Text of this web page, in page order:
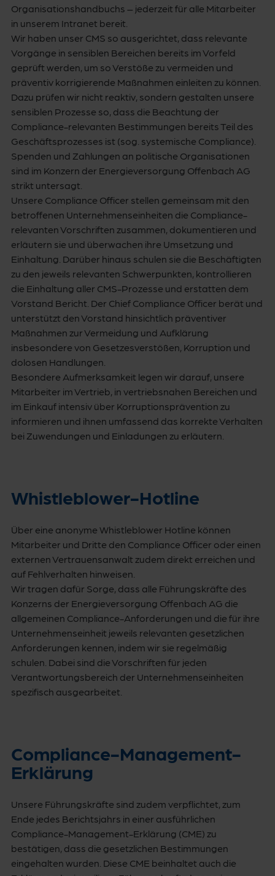
Organisationshandbuchs – jederzeit für alle Mitarbeiter
in unserem Intranet bereit.
Wir haben unser CMS so ausgerichtet, dass relevante
Vorgänge in sensiblen Bereichen bereits im Vorfeld
geprüft werden, um so Verstöße zu vermeiden und
präventiv korrigierende Maßnahmen einleiten zu können.
Dazu prüfen wir nicht reaktiv, sondern gestalten unsere
sensiblen Prozesse so, dass die Beachtung der
Compliance-relevanten Bestimmungen bereits Teil des
Geschäftsprozesses ist (sog. systemische Compliance).
Spenden und Zahlungen an politische Organisationen
sind im Konzern der Energieversorgung Offenbach AG
strikt untersagt.
Unsere Compliance Officer stellen gemeinsam mit den
betroffenen Unternehmenseinheiten die Compliance-
relevanten Vorschriften zusammen, dokumentieren und
erläutern sie und überwachen ihre Umsetzung und
Einhaltung. Darüber hinaus schulen sie die Beschäftigten
zu den jeweils relevanten Schwerpunkten, kontrollieren
die Einhaltung aller CMS-Prozesse und erstatten dem
Vorstand Bericht. Der Chief Compliance Officer berät und
unterstützt den Vorstand hinsichtlich präventiver
Maßnahmen zur Vermeidung und Aufklärung
insbesondere von Gesetzesverstößen, Korruption und
dolosen Handlungen.
Besondere Aufmerksamkeit legen wir darauf, unsere
Mitarbeiter im Vertrieb, in vertriebsnahen Bereichen und
im Einkauf intensiv über Korruptionsprävention zu
informieren und ihnen umfassend das korrekte Verhalten
bei Zuwendungen und Einladungen zu erläutern.
Whistleblower-Hotline
Über eine anonyme Whistleblower Hotline können
Mitarbeiter und Dritte den Compliance Officer oder einen
externen Vertrauensanwalt zudem direkt erreichen und
auf Fehlverhalten hinweisen.
Wir tragen dafür Sorge, dass alle Führungskräfte des
Konzerns der Energieversorgung Offenbach AG die
allgemeinen Compliance-Anforderungen und die für ihre
Unternehmenseinheit jeweils relevanten gesetzlichen
Anforderungen kennen, indem wir sie regelmäßig
schulen. Dabei sind die Vorschriften für jeden
Verantwortungsbereich der Unternehmenseinheiten
spezifisch ausgearbeitet.
Compliance-Management-
Erklärung
Unsere Führungskräfte sind zudem verpflichtet, zum
Ende jedes Berichtsjahrs in einer ausführlichen
Compliance-Management-Erklärung (CME) zu
bestätigen, dass die gesetzlichen Bestimmungen
eingehalten wurden. Diese CME beinhaltet auch die